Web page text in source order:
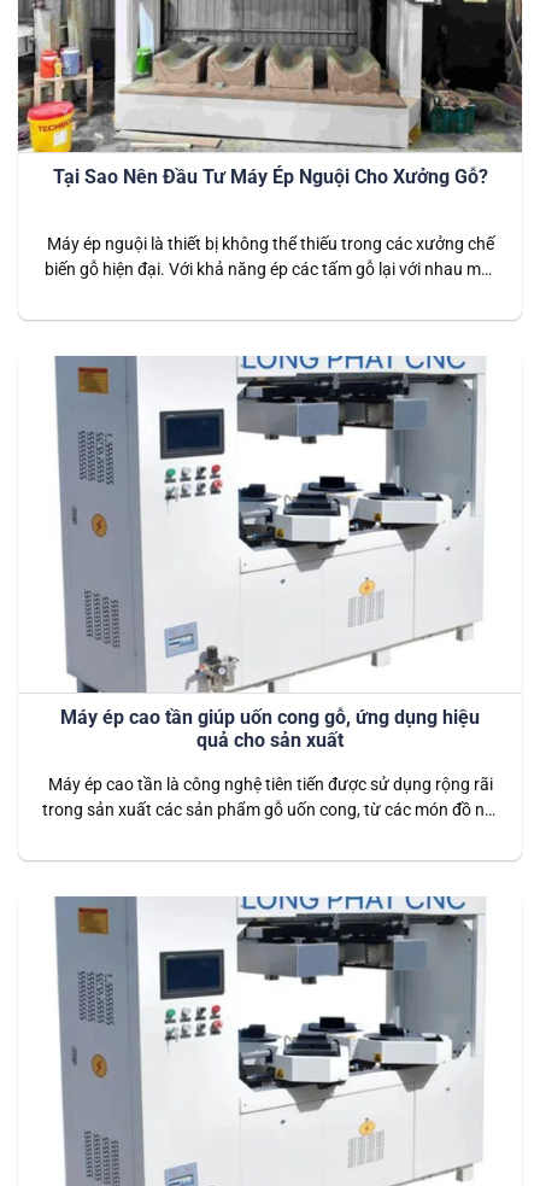
Tại Sao Nên Đầu Tư Máy Ép Nguội Cho Xưởng Gỗ?
Máy ép nguội là thiết bị không thể thiếu trong các xưởng chế
biến gỗ hiện đại. Với khả năng ép các tấm gỗ lại với nhau một
chất lượng sản phẩm, giảm thiểu thời gian sản xuất và tối ưu
Máy ép cao tần giúp uốn cong gỗ, ứng dụng hiệu
quả cho sản xuất
Máy ép cao tần là công nghệ tiên tiến được sử dụng rộng rãi
trong sản xuất các sản phẩm gỗ uốn cong, từ các món đồ nội
trong xây dựng. Nhờ vào khả năng tạo nhiệt từ bên trong vật